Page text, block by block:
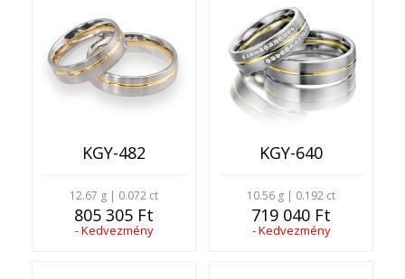
KGY-482
12.67 g | 0.072 ct
805 305 Ft
- Kedvezmény
KGY-640
10.56 g | 0.192 ct
719 040 Ft
- Kedvezmény